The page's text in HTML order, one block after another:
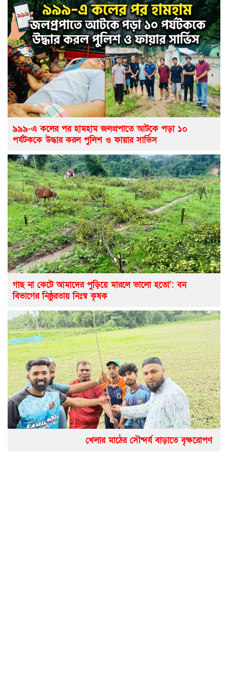
৯৯৯-এ কলের পর হামহাম জলপ্রপাতে আটকে পড়া ১০
পর্যটককে উদ্ধার করল পুলিশ ও ফায়ার সার্ভিস
গাছ না কেটে আমাদের পুড়িয়ে মারলে ভালো হতো’: বন
বিভাগের নিষ্ঠুরতায় নিঃস্ব কৃষক
খেলার মাঠের সৌন্দর্য বাড়াতে বৃক্ষরোপণ